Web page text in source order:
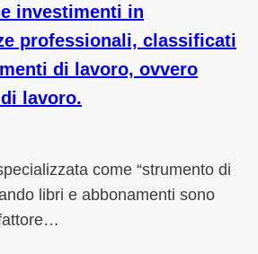
investimenti in
professionali, classificati
di lavoro, ovvero
lavoro.
come “strumento di
libri e abbonamenti sono